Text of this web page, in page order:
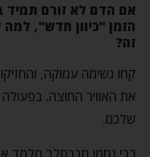
אם הדם לא זורם תמיד
הזמן "כיוון חדש",
זה?
קחו נשימה עמוקה,
את האוויר החוצה.
שלכם.
רבי נחמן מברסלב מלמד